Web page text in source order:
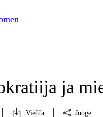
ja
Viečča Juoge